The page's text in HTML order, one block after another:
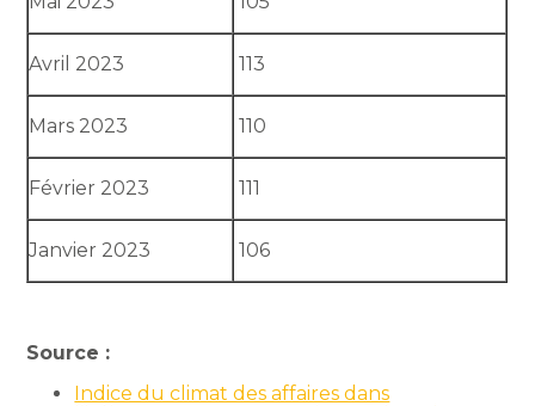
Avril 2023 113
Mars 2023 110
Février 2023 111
Janvier 2023 106
Source :
Indice du climat des affaires dans